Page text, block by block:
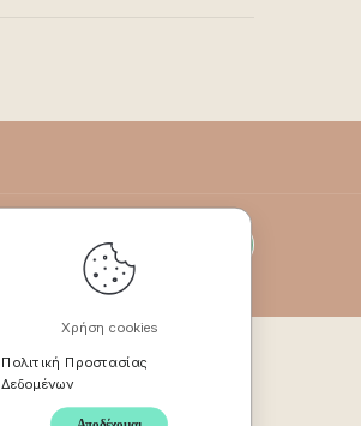
Επιστροφών
Χρήση cookies
Πολιτική Προστασίας
Δεδομένων
Αποδέχομαι